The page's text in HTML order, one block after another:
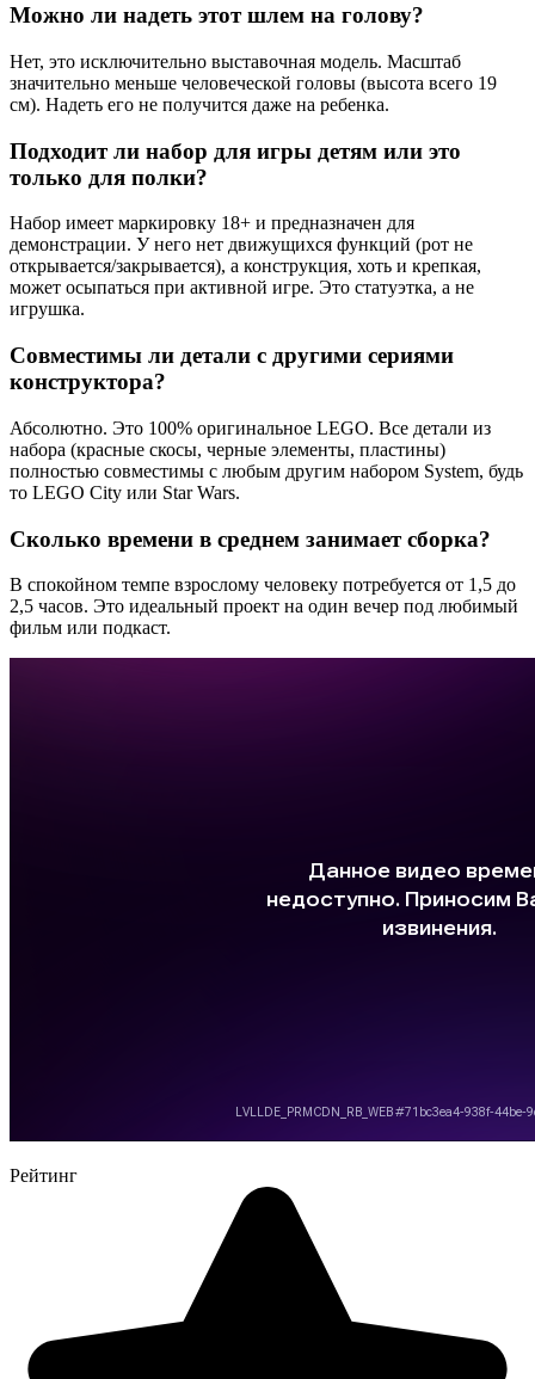
Можно ли надеть этот шлем на голову?
Нет, это исключительно выставочная модель. Масштаб
значительно меньше человеческой головы (высота всего 19
см). Надеть его не получится даже на ребенка.
Подходит ли набор для игры детям или это
только для полки?
Набор имеет маркировку 18+ и предназначен для
демонстрации. У него нет движущихся функций (рот не
открывается/закрывается), а конструкция, хоть и крепкая,
может осыпаться при активной игре. Это статуэтка, а не
игрушка.
Совместимы ли детали с другими сериями
конструктора?
Абсолютно. Это 100% оригинальное LEGO. Все детали из
набора (красные скосы, черные элементы, пластины)
полностью совместимы с любым другим набором System, будь
то LEGO City или Star Wars.
Сколько времени в среднем занимает сборка?
В спокойном темпе взрослому человеку потребуется от 1,5 до
2,5 часов. Это идеальный проект на один вечер под любимый
фильм или подкаст.
Рейтинг